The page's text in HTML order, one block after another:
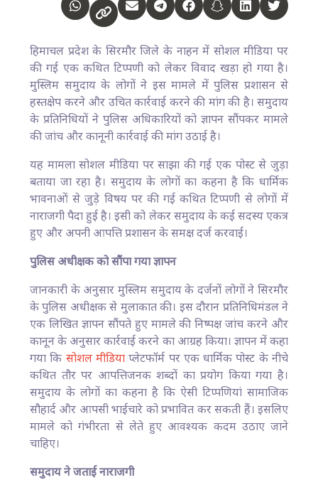
हिमाचल प्रदेश के सिरमौर जिले के नाहन में सोशल मीडिया पर
की गई एक कथित टिप्पणी को लेकर विवाद खड़ा हो गया है।
मुस्लिम समुदाय के लोगों ने इस मामले में पुलिस प्रशासन से
हस्तक्षेप करने और उचित कार्रवाई करने की मांग की है। समुदाय
के प्रतिनिधियों ने पुलिस अधिकारियों को ज्ञापन सौंपकर मामले
की जांच और कानूनी कार्रवाई की मांग उठाई है।
यह मामला सोशल मीडिया पर साझा की गई एक पोस्ट से जुड़ा
बताया जा रहा है। समुदाय के लोगों का कहना है कि धार्मिक
भावनाओं से जुड़े विषय पर की गई कथित टिप्पणी से लोगों में
नाराजगी पैदा हुई है। इसी को लेकर समुदाय के कई सदस्य एकत्र
हुए और अपनी आपत्ति प्रशासन के समक्ष दर्ज करवाई।
पुलिस अधीक्षक को सौंपा गया ज्ञापन
जानकारी के अनुसार मुस्लिम समुदाय के दर्जनों लोगों ने सिरमौर
के पुलिस अधीक्षक से मुलाकात की। इस दौरान प्रतिनिधिमंडल ने
एक लिखित ज्ञापन सौंपते हुए मामले की निष्पक्ष जांच करने और
कानून के अनुसार कार्रवाई करने का आग्रह किया। ज्ञापन में कहा
गया कि सोशल मीडियाप्लेटफॉर्म पर एक धार्मिक पोस्ट के नीचे
कथित तौर पर आपत्तिजनक शब्दों का प्रयोग किया गया है।
समुदाय के लोगों का कहना है कि ऐसी टिप्पणियां सामाजिक
सौहार्द और आपसी भाईचारे को प्रभावित कर सकती हैं। इसलिए
मामले को गंभीरता से लेते हुए आवश्यक कदम उठाए जाने
चाहिए।
समुदाय ने जताई नाराजगी